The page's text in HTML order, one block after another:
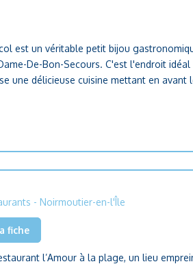
est un véritable petit bijou
De-Bon-Secours. C'est l'endroit idéal
une délicieuse cuisine mettant en avant
- Noirmoutier-en-l'Île
fiche
l’Amour à la plage, un lieu